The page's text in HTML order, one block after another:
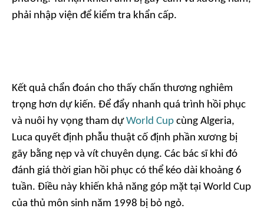
phải nhập viện để kiểm tra khẩn cấp.
Kết quả chẩn đoán cho thấy chấn thương nghiêm
trọng hơn dự kiến. Để đẩy nhanh quá trình hồi phục
và nuôi hy vọng tham dựWorld Cup cùng Algeria,
Luca quyết định phẫu thuật cố định phần xương bị
gãy bằng nẹp và vít chuyên dụng. Các bác sĩ khi đó
đánh giá thời gian hồi phục có thể kéo dài khoảng 6
tuần. Điều này khiến khả năng góp mặt tại World Cup
của thủ môn sinh năm 1998 bị bỏ ngỏ.